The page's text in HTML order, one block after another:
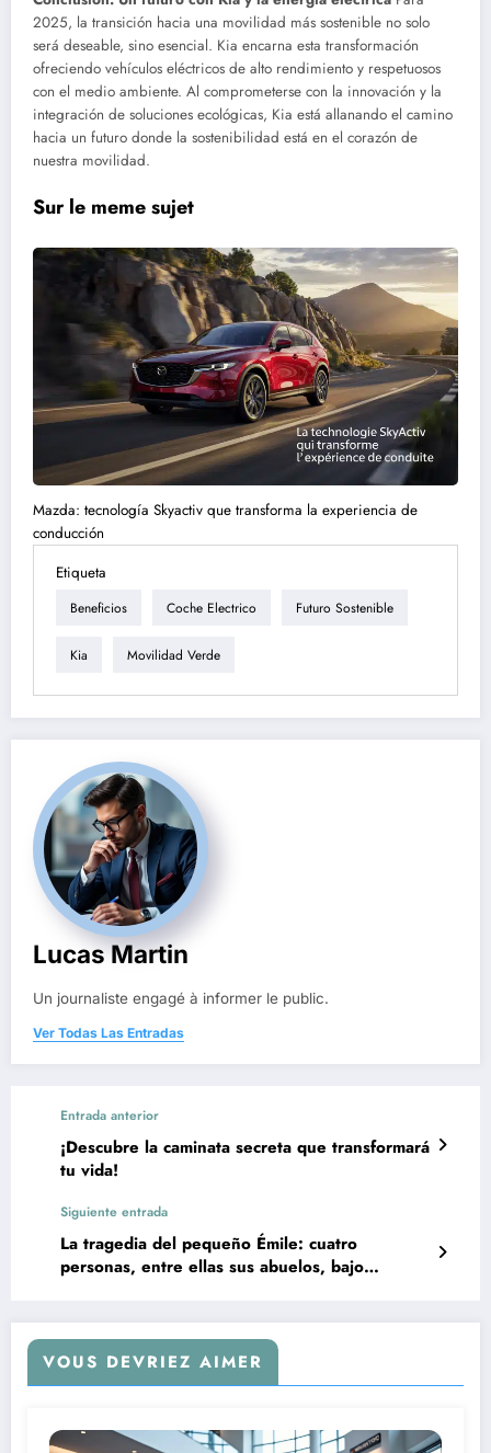
2025, la transición hacia una movilidad más sostenible no solo
será deseable, sino esencial. Kia encarna esta transformación
ofreciendo vehículos eléctricos de alto rendimiento y respetuosos
con el medio ambiente. Al comprometerse con la innovación y la
integración de soluciones ecológicas, Kia está allanando el camino
hacia un futuro donde la sostenibilidad está en el corazón de
nuestra movilidad.
Sur le meme sujet
Mazda: tecnología Skyactiv que transforma la experiencia de
conducción
Etiqueta
Beneficios Coche Electrico Futuro Sostenible
Kia Movilidad Verde
Lucas Martin
Un journaliste engagé à informer le public.
Ver Todas Las Entradas
Entrada anterior
¡Descubre la caminata secreta que transformará
tu vida!
Siguiente entrada
La tragedia del pequeño Émile: cuatro
personas, entre ellas sus abuelos, bajo
VOUS DEVRIEZ AIMER